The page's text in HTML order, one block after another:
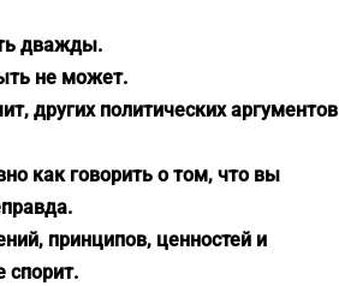
дважды.
не может.
других политических аргументов
как говорить о том, что вы
принципов, ценностей и
спорит.